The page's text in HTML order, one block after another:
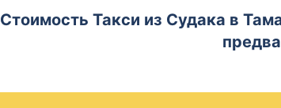
Стоимость Такси из Судака в